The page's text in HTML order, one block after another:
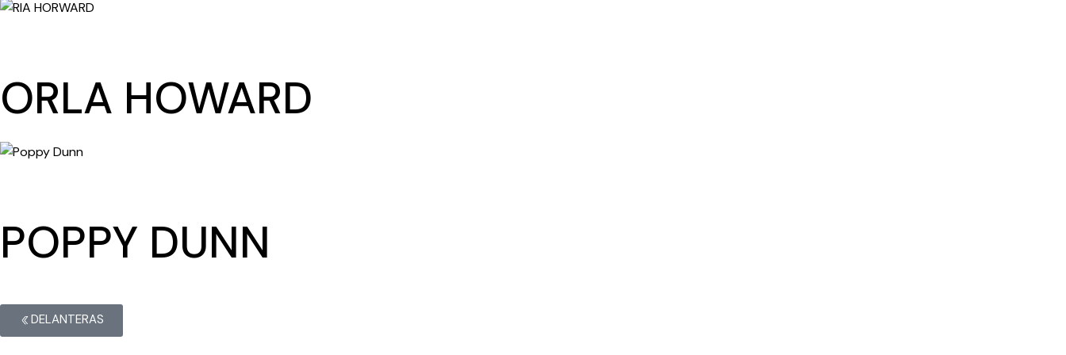
ORLA HOWARD
POPPY DUNN
DELANTERAS